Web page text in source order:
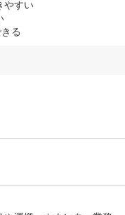
やすい
る